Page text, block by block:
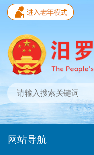
网站导航